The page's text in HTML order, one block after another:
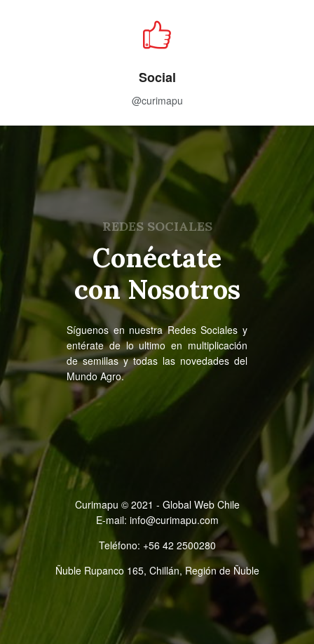
Social
@curimapu
REDES SOCIALES
Conéctate
con Nosotros
Síguenos en nuestra Redes Sociales y
entérate de lo ultimo en multiplicación
de semillas y todas las novedades del
Mundo Agro.
Curimapu © 2021 - Global Web Chile
E-mail: info@curimapu.com
Teléfono: +56 42 2500280
Ñuble Rupanco 165, Chillán, Región de Ñuble